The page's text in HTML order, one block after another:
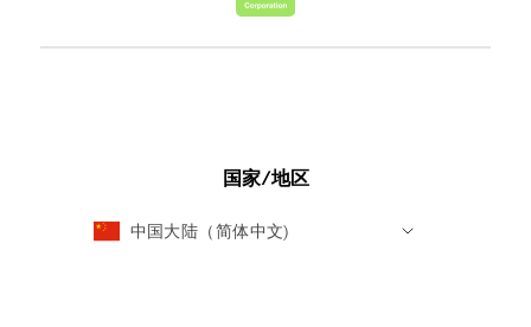
国家/地区
中国大陆（简体中文)